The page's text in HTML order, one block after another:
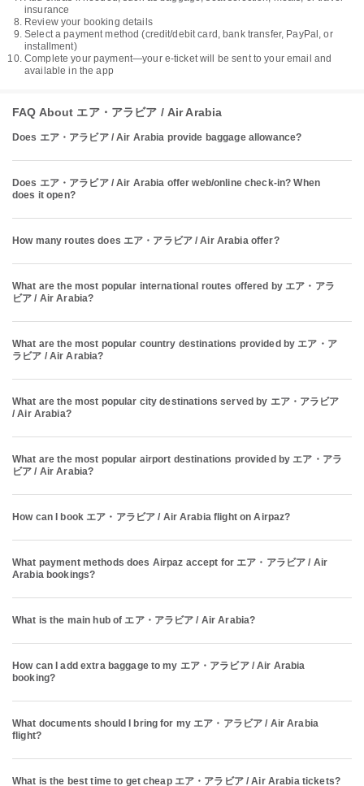
insurance
Review your booking details
Select a payment method (credit/debit card, bank transfer, PayPal, or
installment)
Complete your payment—your e-ticket will be sent to your email and
available in the app
FAQ About エア・アラビア / Air Arabia
Does エア・アラビア / Air Arabia provide baggage allowance?
Does エア・アラビア / Air Arabia offer web/online check-in? When
does it open?
How many routes does エア・アラビア / Air Arabia offer?
What are the most popular international routes offered by エア・アラ
ビア / Air Arabia?
What are the most popular country destinations provided by エア・ア
ラビア / Air Arabia?
What are the most popular city destinations served by エア・アラビア
/ Air Arabia?
What are the most popular airport destinations provided by エア・アラ
ビア / Air Arabia?
How can I book エア・アラビア / Air Arabia flight on Airpaz?
What payment methods does Airpaz accept for エア・アラビア / Air
Arabia bookings?
What is the main hub of エア・アラビア / Air Arabia?
How can I add extra baggage to my エア・アラビア / Air Arabia
booking?
What documents should I bring for my エア・アラビア / Air Arabia
flight?
What is the best time to get cheap エア・アラビア / Air Arabia tickets?